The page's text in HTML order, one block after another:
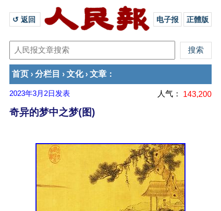
↺ 返回 电子报 正體版
首页 › 分栏目 › 文化› 文章 ：
2023年3月2日 发表 人气： 143,200
奇异的梦中之梦(图)